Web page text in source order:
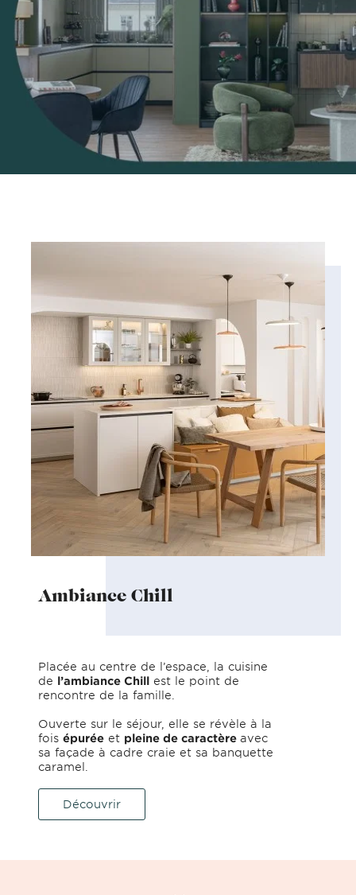
BESOIN D'AIDE
VENIR EN MAGASIN
Ambiance Chill
Placée au centre de l’espace, la cuisine
de l’ambiance Chillest le point de
rencontre de la famille.
Ouverte sur le séjour, elle se révèle à la
fois épuréeet pleine de caractère avec
sa façade à cadre craie et sa banquette
caramel.
Découvrir